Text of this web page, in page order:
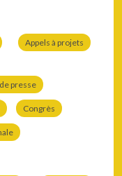
Appels à projets
presse
Congrès